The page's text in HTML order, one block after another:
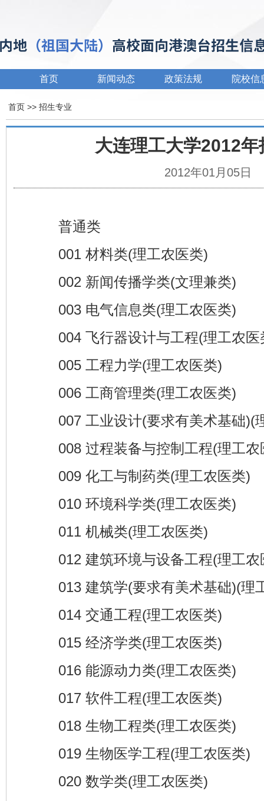
首页 新闻动态 政策法规 院校信
首页 >> 招生专业
大连理工大学2012年
2012年01月05日
普通类
001 材料类(理工农医类)
002 新闻传播学类(文理兼类)
003 电气信息类(理工农医类)
004 飞行器设计与工程(理工农医
005 工程力学(理工农医类)
006 工商管理类(理工农医类)
007 工业设计(要求有美术基础)(
008 过程装备与控制工程(理工农
009 化工与制药类(理工农医类)
010 环境科学类(理工农医类)
011 机械类(理工农医类)
012 建筑环境与设备工程(理工农
013 建筑学(要求有美术基础)(理
014 交通工程(理工农医类)
015 经济学类(理工农医类)
016 能源动力类(理工农医类)
017 软件工程(理工农医类)
018 生物工程类(理工农医类)
019 生物医学工程(理工农医类)
020 数学类(理工农医类)